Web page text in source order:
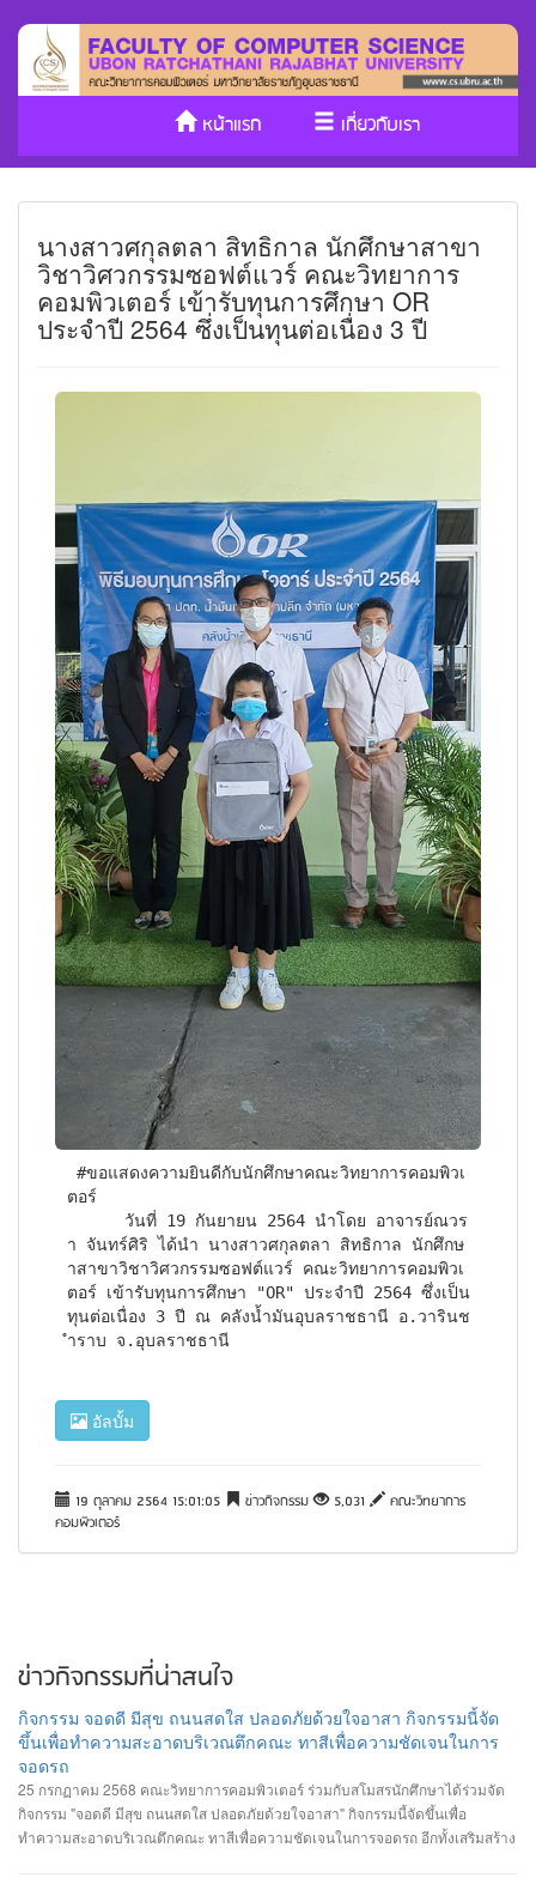
หน้าแรก
เกี่ยวกับเรา
ประกันคุณภาพ
วารสาร Cs
SDGs
นางสาวศกุลตลา สิทธิกาล นักศึกษาสาขา
วิชาวิศวกรรมซอฟต์แวร์ คณะวิทยาการ
คอมพิวเตอร์ เข้ารับทุนการศึกษา OR
ประจำปี 2564 ซึ่งเป็นทุนต่อเนื่อง 3 ปี
ตอร์
า จันทร์ศิริ ได้นำ นางสาวศกุลตลา สิทธิกาล นักศึกษ
าสาขาวิชาวิศวกรรมซอฟต์แวร์ คณะวิทยาการคอมพิวเ
ตอร์ เข้ารับทุนการศึกษา "OR" ประจำปี 2564 ซึ่งเป็น
ทุนต่อเนื่อง 3 ปี ณ คลังน้ำมันอุบลราชธานี อ.วารินช
ำราบ จ.อุบลราชธานี
อัลบั้ม
19 ตุลาคม 2564 15:01:05 ข่าวกิจกรรม 5,031
คณะวิทยาการ
คอมพิวเตอร์
ข่าวกิจกรรมที่น่าสนใจ
กิจกรรม จอดดี มีสุข ถนนสดใส ปลอดภัยด้วยใจอาสา กิจกรรมนี้จัด
ขึ้นเพื่อทำความสะอาดบริเวณตึกคณะ ทาสีเพื่อความชัดเจนในการ
จอดรถ
25 กรกฏาคม 2568 คณะวิทยาการคอมพิวเตอร์ ร่วมกับสโมสรนักศึกษาได้ร่วมจัด
กิจกรรม "จอดดี มีสุข ถนนสดใส ปลอดภัยด้วยใจอาสา" กิจกรรมนี้จัดขึ้นเพื่อ
ทำความสะอาดบริเวณตึกคณะ ทาสีเพื่อความชัดเจนในการจอดรถ อีกทั้งเสริมสร้าง